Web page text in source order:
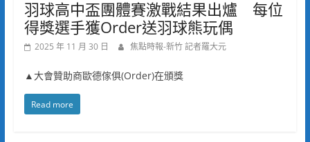
羽球高中盃團體賽激戰結果出爐 每位
得獎選手獲Order送羽球熊玩偶
2025 年 11 月 30 日 焦點時報-新竹 記者羅大元
▲大會贊助商歐德傢俱(Order)在頒獎
Read more